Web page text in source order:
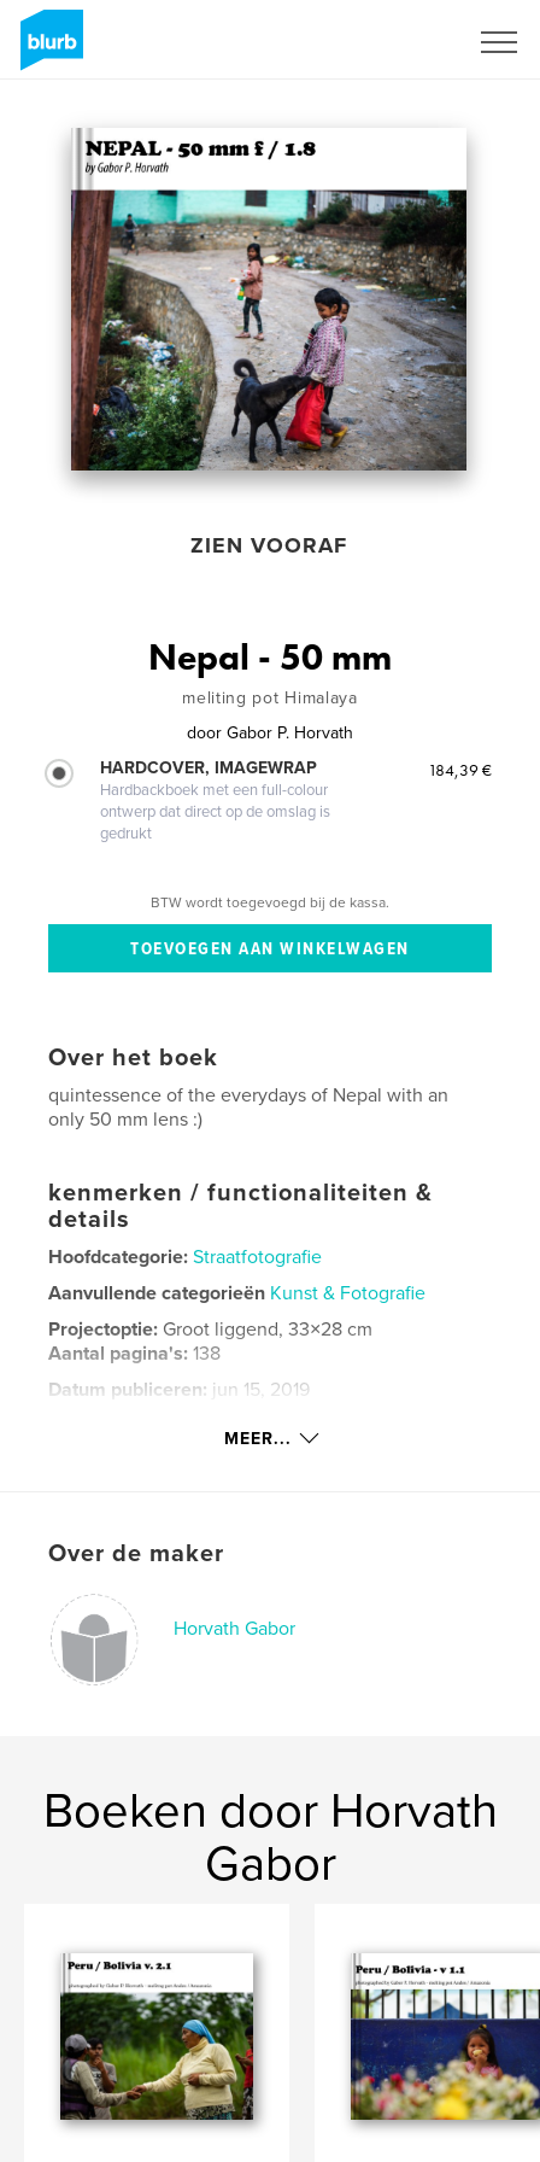
ZIEN VOORAF
Nepal - 50 mm
meliting pot Himalaya
door Gabor P. Horvath
HARDCOVER, IMAGEWRAP
Hardbackboek met een full-colour
ontwerp dat direct op de omslag is
gedrukt
184,39 €
BTW wordt toegevoegd bij de kassa.
Over het boek
quintessence of the everydays of Nepal with an
only 50 mm lens :)
kenmerken / functionaliteiten &
details
Hoofdcategorie: Straatfotografie
Aanvullende categorieën Kunst & Fotografie
Projectoptie: Groot liggend, 33×28 cm
Aantal pagina's:138
Datum publiceren: jun 15, 2019
MEER...
Over de maker
Horvath Gabor
Boeken door Horvath
Gabor